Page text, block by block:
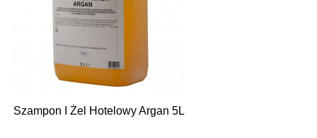
Szampon I Żel Hotelowy Argan 5L